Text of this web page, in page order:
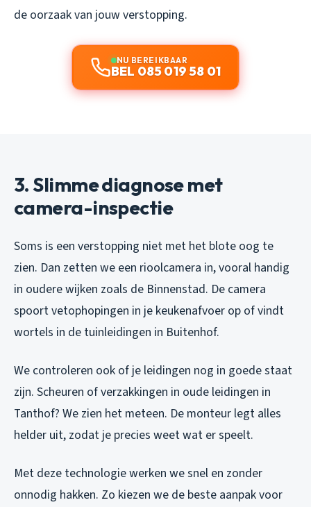
de oorzaak van jouw verstopping.
NU BEREIKBAAR
BEL 085 019 58 01
3. Slimme diagnose met
camera-inspectie
Soms is een verstopping niet met het blote oog te
zien. Dan zetten we een rioolcamera in, vooral handig
in oudere wijken zoals de Binnenstad. De camera
spoort vetophopingen in je keukenafvoer op of vindt
wortels in de tuinleidingen in Buitenhof.
We controleren ook of je leidingen nog in goede staat
zijn. Scheuren of verzakkingen in oude leidingen in
Tanthof? We zien het meteen. De monteur legt alles
helder uit, zodat je precies weet wat er speelt.
Met deze technologie werken we snel en zonder
onnodig hakken. Zo kiezen we de beste aanpak voor